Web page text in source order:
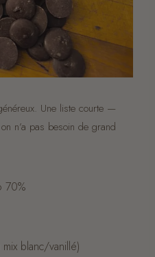
Une liste courte —
n’a pas besoin de grand
70%
blanc/vanillé)